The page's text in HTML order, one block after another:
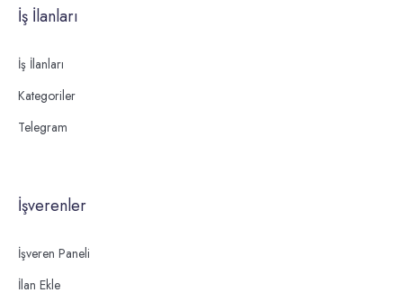
İş İlanları
İş İlanları
Kategoriler
Telegram
İşverenler
İşveren Paneli
İlan Ekle